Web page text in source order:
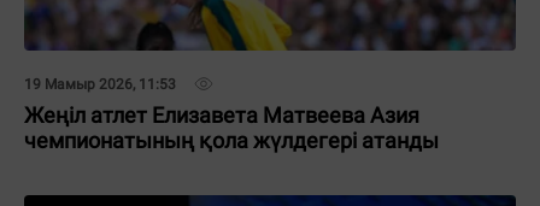
19 Мамыр 2026, 11:53
Жеңіл атлет Елизавета Матвеева Азия
чемпионатының қола жүлдегері атанды